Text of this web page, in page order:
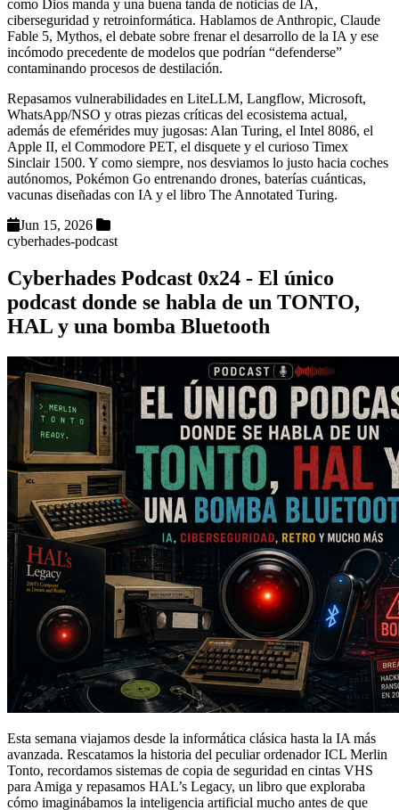
como Dios manda y una buena tanda de noticias de IA,
ciberseguridad y retroinformática. Hablamos de Anthropic, Claude
Fable 5, Mythos, el debate sobre frenar el desarrollo de la IA y ese
incómodo precedente de modelos que podrían “defenderse”
contaminando procesos de destilación.
Repasamos vulnerabilidades en LiteLLM, Langflow, Microsoft,
WhatsApp/NSO y otras piezas críticas del ecosistema actual,
además de efemérides muy jugosas: Alan Turing, el Intel 8086, el
Apple II, el Commodore PET, el disquete y el curioso Timex
Sinclair 1500. Y como siempre, nos desviamos lo justo hacia coches
autónomos, Pokémon Go entrenando drones, baterías cuánticas,
vacunas diseñadas con IA y el libro The Annotated Turing.
Jun 15, 2026
cyberhades-podcast
Cyberhades Podcast 0x24 - El único
podcast donde se habla de un TONTO,
HAL y una bomba Bluetooth
Esta semana viajamos desde la informática clásica hasta la IA más
avanzada. Rescatamos la historia del peculiar ordenador ICL Merlin
Tonto, recordamos sistemas de copia de seguridad en cintas VHS
para Amiga y repasamos HAL’s Legacy, un libro que exploraba
cómo imaginábamos la inteligencia artificial mucho antes de que